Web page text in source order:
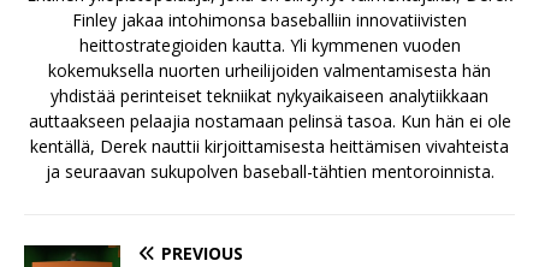
Finley jakaa intohimonsa baseballiin innovatiivisten
heittostrategioiden kautta. Yli kymmenen vuoden
kokemuksella nuorten urheilijoiden valmentamisesta hän
yhdistää perinteiset tekniikat nykyaikaiseen analytiikkaan
auttaakseen pelaajia nostamaan pelinsä tasoa. Kun hän ei ole
kentällä, Derek nauttii kirjoittamisesta heittämisen vivahteista
ja seuraavan sukupolven baseball-tähtien mentoroinnista.
PREVIOUS